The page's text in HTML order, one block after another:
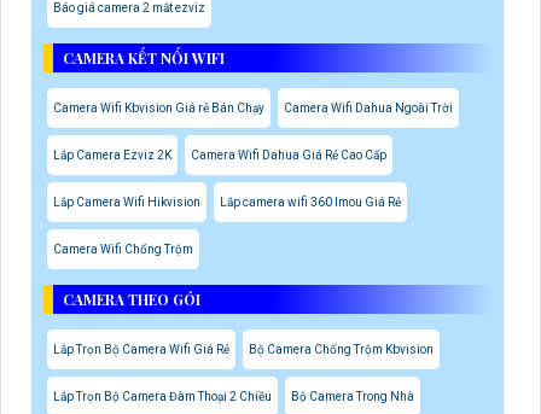
Báo giá camera 2 mắt ezviz
CAMERA KẾT NỐI WIFI
Camera Wifi Kbvision Giá rẻ Bán Chạy Camera Wifi Dahua Ngoài Trời
Lắp Camera Ezviz 2K Camera Wifi Dahua Giá Rẻ Cao Cấp
Lắp Camera Wifi Hikvision Lắp camera wifi 360 Imou Giá Rẻ
Camera Wifi Chống Trộm
CAMERA THEO GÓI
Lắp Trọn Bộ Camera Wifi Giá Rẻ Bộ Camera Chống Trộm Kbvision
Lắp Trọn Bộ Camera Đàm Thoại 2 Chiều Bộ Camera Trong Nhà